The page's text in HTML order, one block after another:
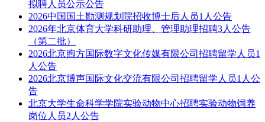
拟聘人员公示公告
2026中国国土勘测规划院招收博士后人员1人公告
2026年北京体育大学科研助理、管理助理招聘3人公告
（第二批）
2026北京煦方国际数字文化传媒有限公司招聘留学人员1
人公告
2026北京博声国际文化交流有限公司招聘留学人员1人公
告
北京大学生命科学学院实验动物中心招聘实验动物饲养
岗位人员2人公告